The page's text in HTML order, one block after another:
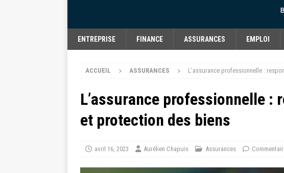
ENTREPRISE FINANCE ASSURANCES EMPLOI
ACCUEIL ASSURANCES L’assurance professionnelle :
L’assurance professionnelle
et protection des biens
avril 16, 2023 Aurélien Chapuis Assurances